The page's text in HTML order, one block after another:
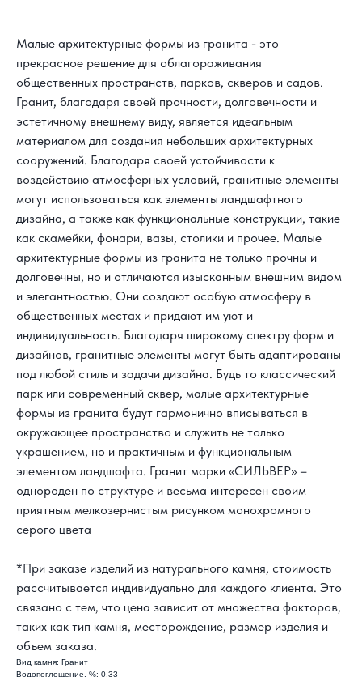
Малые архитектурные формы из гранита - это
прекрасное решение для облагораживания
общественных пространств, парков, скверов и садов.
Гранит, благодаря своей прочности, долговечности и
эстетичному внешнему виду, является идеальным
материалом для создания небольших архитектурных
сооружений. Благодаря своей устойчивости к
воздействию атмосферных условий, гранитные элементы
могут использоваться как элементы ландшафтного
дизайна, а также как функциональные конструкции, такие
как скамейки, фонари, вазы, столики и прочее. Малые
архитектурные формы из гранита не только прочны и
долговечны, но и отличаются изысканным внешним видом
и элегантностью. Они создают особую атмосферу в
общественных местах и придают им уют и
индивидуальность. Благодаря широкому спектру форм и
дизайнов, гранитные элементы могут быть адаптированы
под любой стиль и задачи дизайна. Будь то классический
парк или современный сквер, малые архитектурные
формы из гранита будут гармонично вписываться в
окружающее пространство и служить не только
украшением, но и практичным и функциональным
элементом ландшафта. Гранит марки «СИЛЬВЕР» –
однороден по структуре и весьма интересен своим
приятным мелкозернистым рисунком монохромного
серого цвета
*При заказе изделий из натурального камня, стоимость
рассчитывается индивидуально для каждого клиента. Это
связано с тем, что цена зависит от множества факторов,
таких как тип камня, месторождение, размер изделия и
объем заказа.
Вид камня: Гранит
Водопоглощение, %: 0,33
КАК С НАМИ
СВЯЗАТЬСЯ?
info@topgranit-expert.ru
8 800 302-18-08